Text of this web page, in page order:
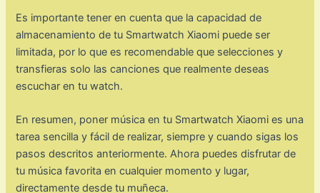
Es importante tener en cuenta que la capacidad de
almacenamiento de tu Smartwatch Xiaomi puede ser
limitada, por lo que es recomendable que selecciones y
transfieras solo las canciones que realmente deseas
escuchar en tu watch.
En resumen, poner música en tu Smartwatch Xiaomi es una
tarea sencilla y fácil de realizar, siempre y cuando sigas los
pasos descritos anteriormente. Ahora puedes disfrutar de
tu música favorita en cualquier momento y lugar,
directamente desde tu muñeca.